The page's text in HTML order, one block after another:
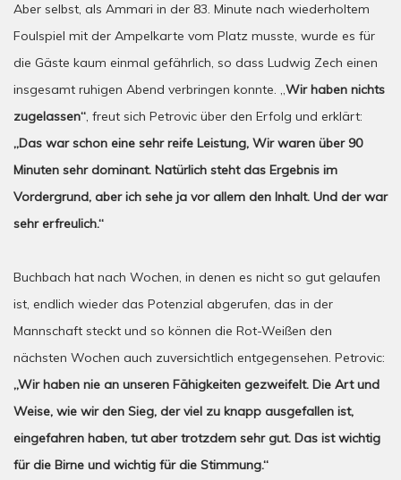
Aber selbst, als Ammari in der 83. Minute nach wiederholtem
Foulspiel mit der Ampelkarte vom Platz musste, wurde es für
die Gäste kaum einmal gefährlich, so dass Ludwig Zech einen
insgesamt ruhigen Abend verbringen konnte. „Wir haben nichts
zugelassen“, freut sich Petrovic über den Erfolg und erklärt:
„Das war schon eine sehr reife Leistung, Wir waren über 90
Minuten sehr dominant. Natürlich steht das Ergebnis im
Vordergrund, aber ich sehe ja vor allem den Inhalt. Und der war
sehr erfreulich.“
Buchbach hat nach Wochen, in denen es nicht so gut gelaufen
ist, endlich wieder das Potenzial abgerufen, das in der
Mannschaft steckt und so können die Rot-Weißen den
nächsten Wochen auch zuversichtlich entgegensehen. Petrovic:
„Wir haben nie an unseren Fähigkeiten gezweifelt. Die Art und
Weise, wie wir den Sieg, der viel zu knapp ausgefallen ist,
eingefahren haben, tut aber trotzdem sehr gut. Das ist wichtig
für die Birne und wichtig für die Stimmung.“